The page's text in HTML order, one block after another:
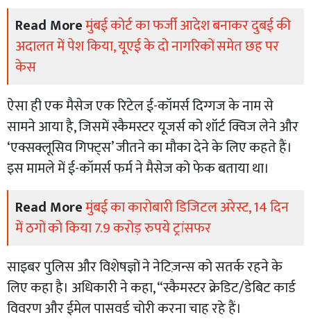
Read Moreमुंबई कोर्ट का फर्जी आदेश बनाकर दुबई की
अदालत में पेश किया, यूएई के दो नागरिकों समेत छह पर
केस
ऐसा ही एक मैसेज एक रिटेल ई-कॉमर्स दिग्गज के नाम से
सामने आया है, जिसमें स्कैमस्टर यूजर्स को शॉर्ट क्विज लेने और
‘एक्सक्लूसिव गिफ्ट्स’ जीतने का मौका देने के लिए कहते हैं।
इस मामले में ई-कॉमर्स फर्म ने मैसेज को फेक बताया था।
Read Moreमुंबई का कारोबारी डिजिटल अरेस्ट, 14 दिन
में ठगों को किया 7.9 करोड़ रुपये ट्रांसफर
साइबर पुलिस और विशेषज्ञों ने नेटिज़न्स को सतर्क रहने के
लिए कहा है। अधिकारी ने कहा, “स्कैमस्टर क्रेडिट/डेबिट कार्ड
विवरण और ईमेल पासवर्ड चोरी करना चाह रहे हैं।